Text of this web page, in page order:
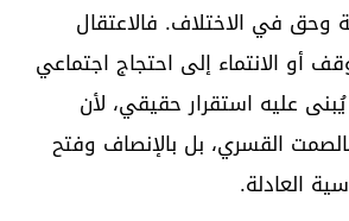
وحق في الاختلاف. فالاعتقال
أو الانتماء إلى احتجاج اجتماعي
عليه استقرار حقيقي، لأن
القسري، بل بالإنصاف وفتح
العادلة.